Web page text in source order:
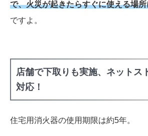
で、火災が起きたらすぐに使える場
ですよ。
店舗で下取りも実施、ネットス
対応！
住宅用消火器の使用期限は約5年。